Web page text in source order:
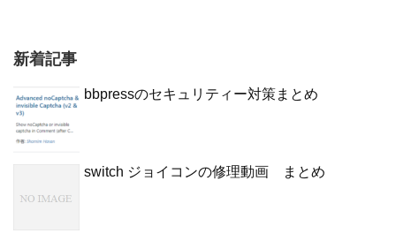
新着記事
bbpressのセキュリティー対策まとめ
switch ジョイコンの修理動画 まとめ